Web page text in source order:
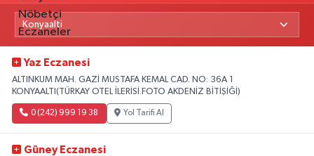
Yaz Eczanesi
ALTINKUM MAH. GAZİ MUSTAFA KEMAL CAD. NO: 36A 1
KONYAALTI(TÜRKAY OTEL İLERİSİ.FOTO AKDENİZ BİTİŞİĞİ)
0 (242) 999 19 38 Yol Tarifi Al
Güney Eczanesi